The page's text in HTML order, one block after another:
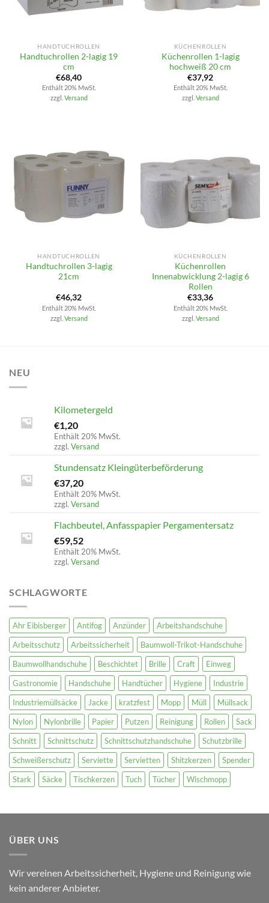
HANDTUCHROLLEN
Handtuchrollen 2-lagig 19
cm
€68,40
Enthält 20% MwSt.
zzgl. Versand
KÜCHENROLLEN
Küchenrollen 1-lagig
hochweiß 20 cm
€37,92
Enthält 20% MwSt.
zzgl. Versand
HANDTUCHROLLEN
Handtuchrollen 3-lagig
21cm
€46,32
Enthält 20% MwSt.
zzgl. Versand
KÜCHENROLLEN
Küchenrollen
Innenabwicklung 2-lagig 6
Rollen
€33,36
Enthält 20% MwSt.
zzgl. Versand
NEU
Kilometergeld
€1,20
Enthält 20% MwSt.
zzgl. Versand
Stundensatz Kleingüterbeförderung
€37,20
Enthält 20% MwSt.
zzgl. Versand
Flachbeutel, Anfasspapier Pergamentersatz
€59,52
Enthält 20% MwSt.
zzgl. Versand
SCHLAGWORTE
Ahr Eibisberger Antifog Anzünder
Arbeitshandschuhe
Arbeitsschutz
Arbeitssicherheit
Baumwoll-Trikot-Handschuhe
Baumwollhandschuhe
Beschichtet Brille Craft
Einweg
Gastronomie
Handschuhe Handtücher Hygiene
Industrie
Industriemüllsäcke
Jacke kratzfest Mopp Müll
Müllsack
Nylon
Nylonbrille Papier Putzen Reinigung Rollen
Sack
Schnitt
Schnittschutz Schnittschutzhandschuhe
Schutzbrille
Schweißerschutz
Serviette Servietten Shitzkerzen
Spender
Stark
Säcke Tischkerzen Tuch Tücher Wischmopp
ÜBER UNS
Wir vereinen Arbeitssicherheit, Hygiene und Reinigung wie
kein anderer Anbieter.